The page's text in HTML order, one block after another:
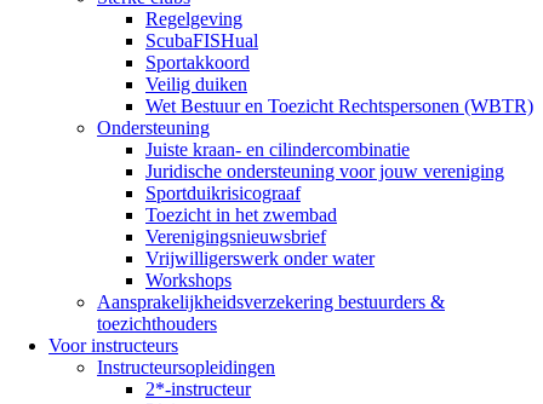
Regelgeving
ScubaFISHual
Sportakkoord
Veilig duiken
Wet Bestuur en Toezicht Rechtspersonen (WBTR)
Ondersteuning
Juiste kraan- en cilindercombinatie
Juridische ondersteuning voor jouw vereniging
Sportduikrisicograaf
Toezicht in het zwembad
Verenigingsnieuwsbrief
Vrijwilligerswerk onder water
Workshops
Aansprakelijkheidsverzekering bestuurders &
toezichthouders
Voor instructeurs
Instructeursopleidingen
2*-instructeur